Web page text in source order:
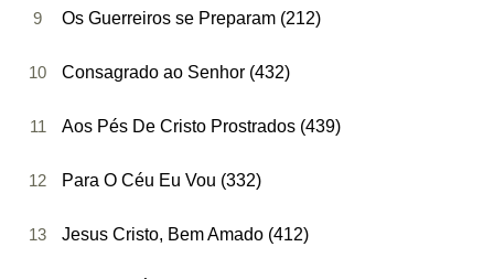
9 Os Guerreiros se Preparam (212)
10 Consagrado ao Senhor (432)
11 Aos Pés De Cristo Prostrados (439)
12 Para O Céu Eu Vou (332)
13 Jesus Cristo, Bem Amado (412)